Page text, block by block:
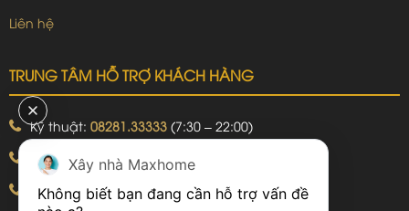
Liên hệ
TRUNG TÂM HỖ TRỢ KHÁCH HÀNG
Kỹ thuật: 08281.33333 (7:30 – 22:00)
Khiếu nại:
09240.99999
Bảo hành:09240.99999(8:00 – 21:00)
Xây nhà Maxhome
Không biết bạn đang cần hỗ trợ vấn đề